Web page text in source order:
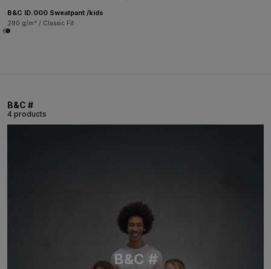
B&C ID.000 Sweatpant /kids
280 g/m² / Classic Fit
B&C #
4 products
B&C #